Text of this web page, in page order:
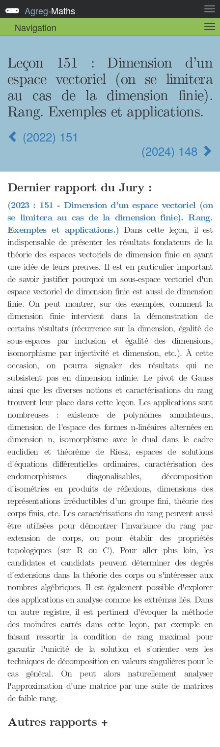
la
Agreg-Maths
Navigation
la
Leçon 151 : Dimension d’un
espace vectoriel (on se limitera
au cas de la dimension finie).
Rang. Exemples et applications.
(2022) 151
(2024) 148
Dernier rapport du Jury :
(2023 : 151 - Dimension d’un espace vectoriel (on
se limitera au cas de la dimension finie). Rang.
Exemples et applications.) Dans cette leçon, il est
indispensable de présenter les résultats fondateurs de la
théorie des espaces vectoriels de dimension finie en ayant
une idée de leurs preuves. Il est en particulier important
de savoir justifier pourquoi un sous-espace vectoriel d'un
espace vectoriel de dimension finie est aussi de dimension
finie. On peut montrer, sur des exemples, comment la
dimension finie intervient dans la démonstration de
certains résultats (récurrence sur la dimension, égalité de
sous-espaces par inclusion et égalité des dimensions,
isomorphisme par injectivité et dimension, etc.). À cette
occasion, on pourra signaler des résultats qui ne
subsistent pas en dimension infinie. Le pivot de Gauss
ainsi que les diverses notions et caractérisations du rang
trouvent leur place dans cette leçon. Les applications sont
nombreuses : existence de polynômes annulateurs,
dimension de l'espace des formes n-linéaires alternées en
dimension n, isomorphisme avec le dual dans le cadre
euclidien et théorème de Riesz, espaces de solutions
d'équations différentielles ordinaires, caractérisation des
endomorphismes diagonalisables, décomposition
d'isométries en produits de réflexions, dimensions des
représentations irréductibles d'un groupe fini, théorie des
corps finis, etc. Les caractérisations du rang peuvent aussi
être utilisées pour démontrer l'invariance du rang par
extension de corps, ou pour établir des propriétés
topologiques (sur R ou C). Pour aller plus loin, les
candidates et candidats peuvent déterminer des degrés
d'extensions dans la théorie des corps ou s'intéresser aux
nombres algébriques. Il est également possible d'explorer
des applications en analyse comme les extrémas liés. Dans
un autre registre, il est pertinent d'évoquer la méthode
des moindres carrés dans cette leçon, par exemple en
faisant ressortir la condition de rang maximal pour
garantir l'unicité de la solution et s'orienter vers les
techniques de décomposition en valeurs singulières pour le
cas général. On peut alors naturellement analyser
l'approximation d'une matrice par une suite de matrices
de faible rang.
Autres rapports +